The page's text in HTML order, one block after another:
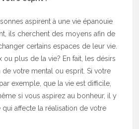
aspirent à une vie épanouie
ils cherchent des moyens afin de
certains espaces de leur vie.
ou plus de la vie? En fait, les désirs
votre mental ou esprit. Si votre
exemple, que la vie est difficile,
si vous aspirez au bonheur, il y
qui affecte la réalisation de votre